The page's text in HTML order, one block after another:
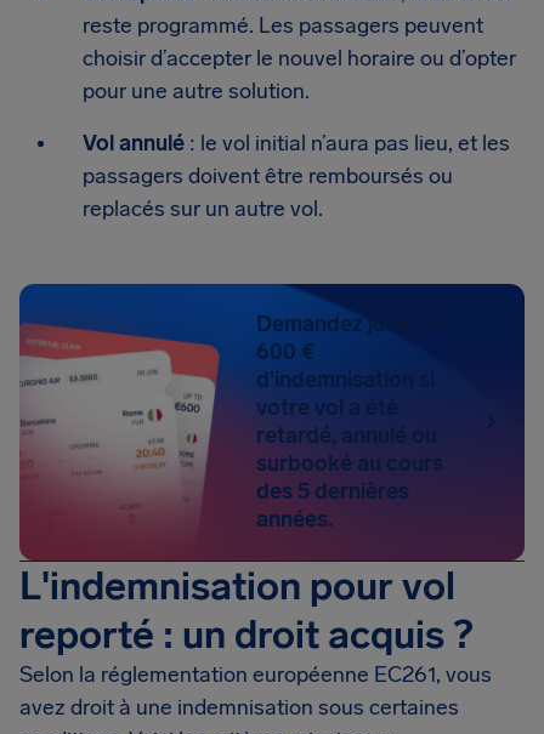
reste programmé. Les passagers peuvent
choisir d’accepter le nouvel horaire ou d’opter
pour une autre solution.
Vol annulé : le vol initial n’aura pas lieu, et les
passagers doivent être remboursés ou
replacés sur un autre vol.
Demandez jusqu'à
600 €
d'indemnisation si
votre vol a été
retardé, annulé ou
surbooké au cours
des 5 dernières
années.
L'indemnisation pour vol
reporté : un droit acquis ?
Selon la réglementation européenne EC261, vous
avez droit à une indemnisation sous certaines